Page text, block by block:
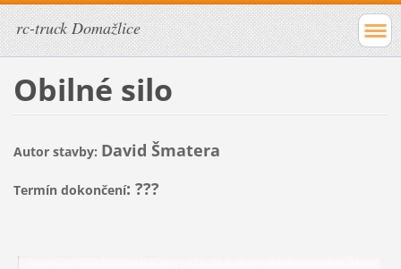
rc-truck Domažlice
Obilné silo
Autor stavby: David Šmatera
Termín dokončení: ???